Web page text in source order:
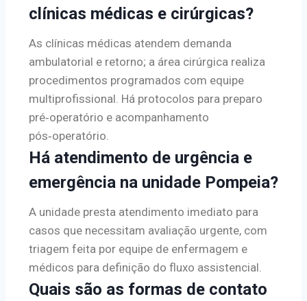
clínicas médicas e cirúrgicas?
As clínicas médicas atendem demanda
ambulatorial e retorno; a área cirúrgica realiza
procedimentos programados com equipe
multiprofissional. Há protocolos para preparo
pré‑operatório e acompanhamento
pós‑operatório.
Há atendimento de urgência e
emergência na unidade Pompeia?
A unidade presta atendimento imediato para
casos que necessitam avaliação urgente, com
triagem feita por equipe de enfermagem e
médicos para definição do fluxo assistencial.
Quais são as formas de contato